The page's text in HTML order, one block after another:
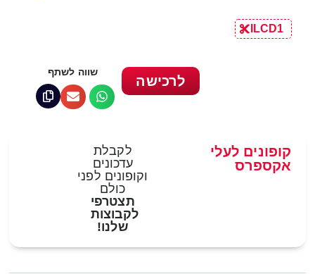
ILCD1
שווה לשתף
לרכישה
לקבלת
עדכונים
וקופונים לפני
כולם
תצטרפי
לקבוצות
שלנו!
קופונים לעלי
אקספרס